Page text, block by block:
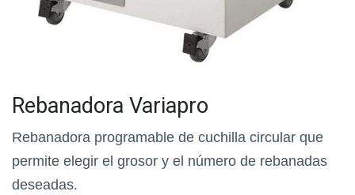
Rebanadora Variapro
Rebanadora programable de cuchilla circular que
permite elegir el grosor y el número de rebanadas
deseadas.